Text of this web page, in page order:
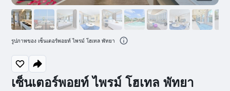
เซ็นเตอร์พอยท์ ไพรม์ โฮเทล พัทยา
รูปภาพของ เซ็นเตอร์พอยท์ ไพรม์ โฮเทล พัทยา